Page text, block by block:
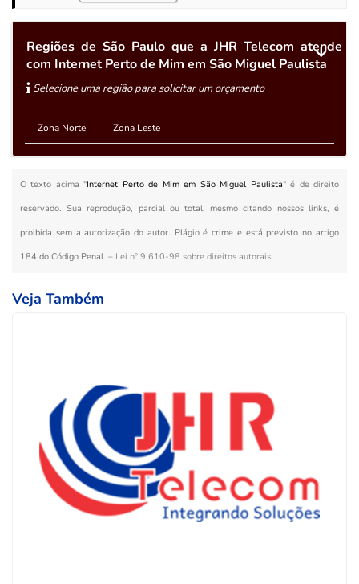
Regiões de São Paulo que a JHR Telecom atende
com Internet Perto de Mim em São Miguel Paulista
Selecione uma região para solicitar um orçamento
Zona Norte Zona Leste
O texto acima "Internet Perto de Mim em São Miguel Paulista" é de direito
reservado. Sua reprodução, parcial ou total, mesmo citando nossos links, é
proibida sem a autorização do autor. Plágio é crime e está previsto no artigo
184 do Código Penal. – Lei n° 9.610-98 sobre direitos autorais.
Veja Também